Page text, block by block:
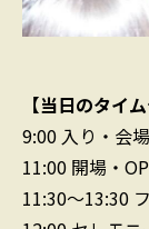
【当日のタイ
9:00 入り・会
11:00 開場・
11:30〜13:30